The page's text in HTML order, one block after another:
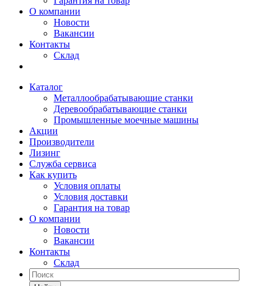
О компании
Новости
Вакансии
Контакты
Склад
Каталог
Металлообрабатывающие станки
Деревообрабатывающие станки
Промышленные моечные машины
Акции
Производители
Лизинг
Служба сервиса
Как купить
Условия оплаты
Условия доставки
Гарантия на товар
О компании
Новости
Вакансии
Контакты
Склад